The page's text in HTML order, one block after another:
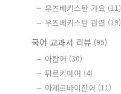
우즈베키스탄 가요 (11)
우즈베키스탄 관련 (19)
국어 교과서 리뷰 (95)
아랍어 (30)
튀르키예어 (4)
아제르바이잔어 (11)